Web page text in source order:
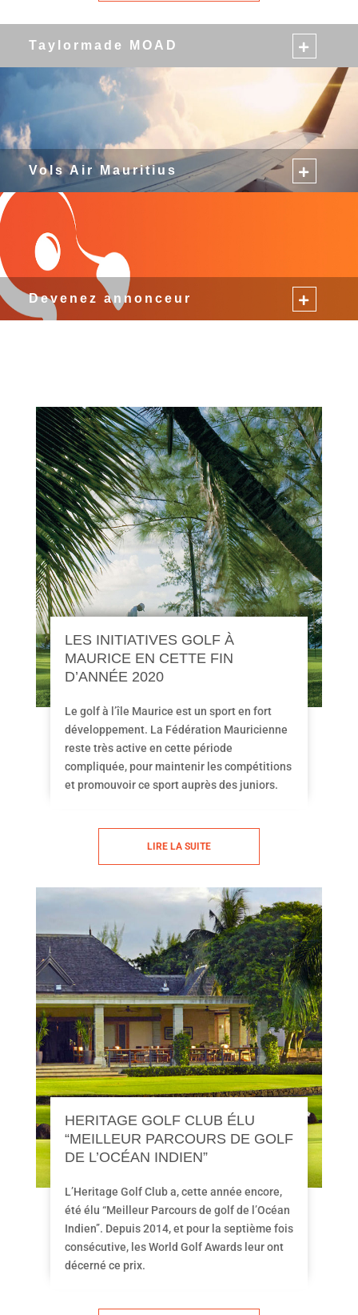
Taylormade MOAD
Vols Air Mauritius
Devenez annonceur
LES INITIATIVES GOLF À
MAURICE EN CETTE FIN
D’ANNÉE 2020
Le golf à l’île Maurice est un sport en fort
développement. La Fédération Mauricienne
reste très active en cette période
compliquée, pour maintenir les compétitions
et promouvoir ce sport auprès des juniors.
LIRE LA SUITE
HERITAGE GOLF CLUB ÉLU
“MEILLEUR PARCOURS DE GOLF
DE L’OCÉAN INDIEN”
L’Heritage Golf Club a, cette année encore,
été élu “Meilleur Parcours de golf de l’Océan
Indien’’. Depuis 2014, et pour la septième fois
consécutive, les World Golf Awards leur ont
décerné ce prix.